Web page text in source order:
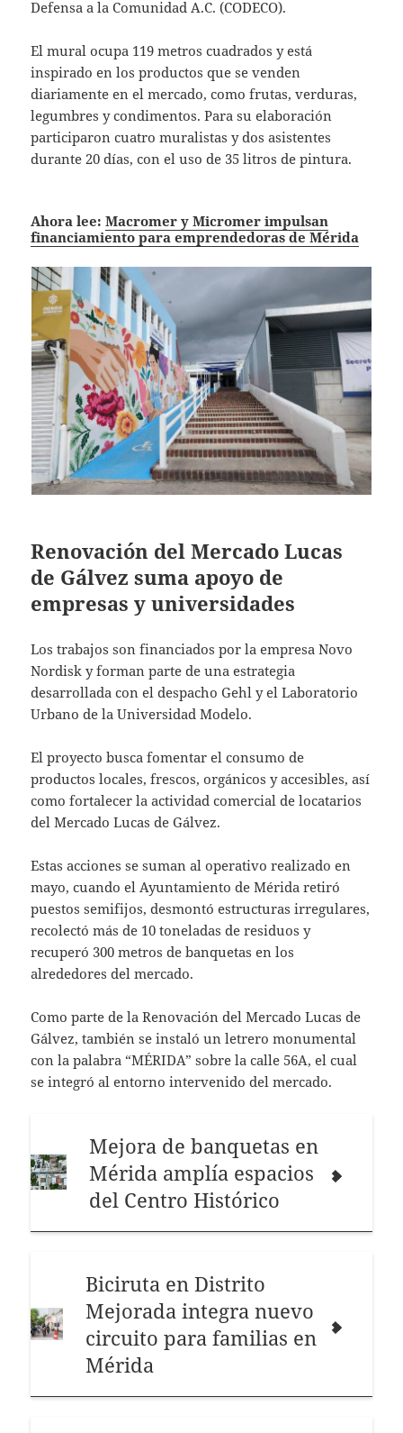
Defensa a la Comunidad A.C. (CODECO).
El mural ocupa 119 metros cuadrados y está
inspirado en los productos que se venden
diariamente en el mercado, como frutas, verduras,
legumbres y condimentos. Para su elaboración
participaron cuatro muralistas y dos asistentes
durante 20 días, con el uso de 35 litros de pintura.
Ahora lee:Macromer y Micromer impulsan
financiamiento para emprendedoras de Mérida
Renovación del Mercado Lucas
de Gálvez suma apoyo de
empresas y universidades
Los trabajos son financiados por la empresa Novo
Nordisk y forman parte de una estrategia
desarrollada con el despacho Gehl y el Laboratorio
Urbano de la Universidad Modelo.
El proyecto busca fomentar el consumo de
productos locales, frescos, orgánicos y accesibles, así
como fortalecer la actividad comercial de locatarios
del Mercado Lucas de Gálvez.
Estas acciones se suman al operativo realizado en
mayo, cuando el Ayuntamiento de Mérida retiró
puestos semifijos, desmontó estructuras irregulares,
recolectó más de 10 toneladas de residuos y
recuperó 300 metros de banquetas en los
alrededores del mercado.
Como parte de la Renovación del Mercado Lucas de
Gálvez, también se instaló un letrero monumental
con la palabra “MÉRIDA” sobre la calle 56A, el cual
se integró al entorno intervenido del mercado.
Mejora de banquetas en
Mérida amplía espacios
del Centro Histórico
Biciruta en Distrito
Mejorada integra nuevo
circuito para familias en
Mérida